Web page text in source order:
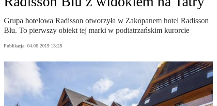
Grupa hotelowa Radisson otworzyła w Zakopanem hotel Radisson
Blu. To pierwszy obiekt tej marki w podtatrzańskim kurorcie
Publikacja: 04.06.2019 13:28